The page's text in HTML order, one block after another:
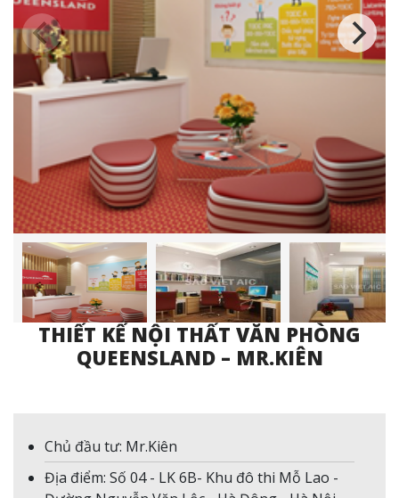
THIẾT KẾ NỘI THẤT VĂN PHÒNG
QUEENSLAND – MR.KIÊN
Chủ đầu tư: Mr.Kiên
Địa điểm: Số 04 - LK 6B- Khu đô thi Mỗ Lao -